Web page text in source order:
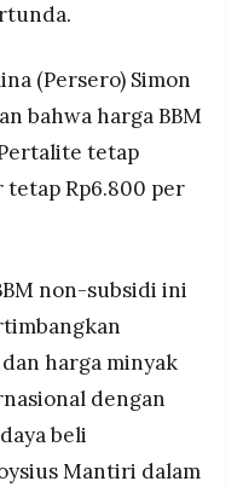
(Persero) Simon
bahwa harga BBM
tetap
tetap Rp6.800 per
non-subsidi ini
harga minyak
dengan
beli
Mantiri dalam